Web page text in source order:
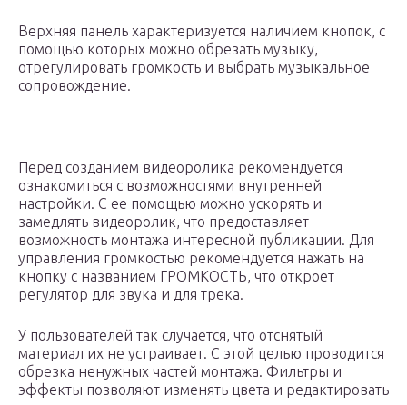
Верхняя панель характеризуется наличием кнопок, с
помощью которых можно обрезать музыку,
отрегулировать громкость и выбрать музыкальное
сопровождение.
Перед созданием видеоролика рекомендуется
ознакомиться с возможностями внутренней
настройки. С ее помощью можно ускорять и
замедлять видеоролик, что предоставляет
возможность монтажа интересной публикации. Для
управления громкостью рекомендуется нажать на
кнопку с названием ГРОМКОСТЬ, что откроет
регулятор для звука и для трека.
У пользователей так случается, что отснятый
материал их не устраивает. С этой целью проводится
обрезка ненужных частей монтажа. Фильтры и
эффекты позволяют изменять цвета и редактировать